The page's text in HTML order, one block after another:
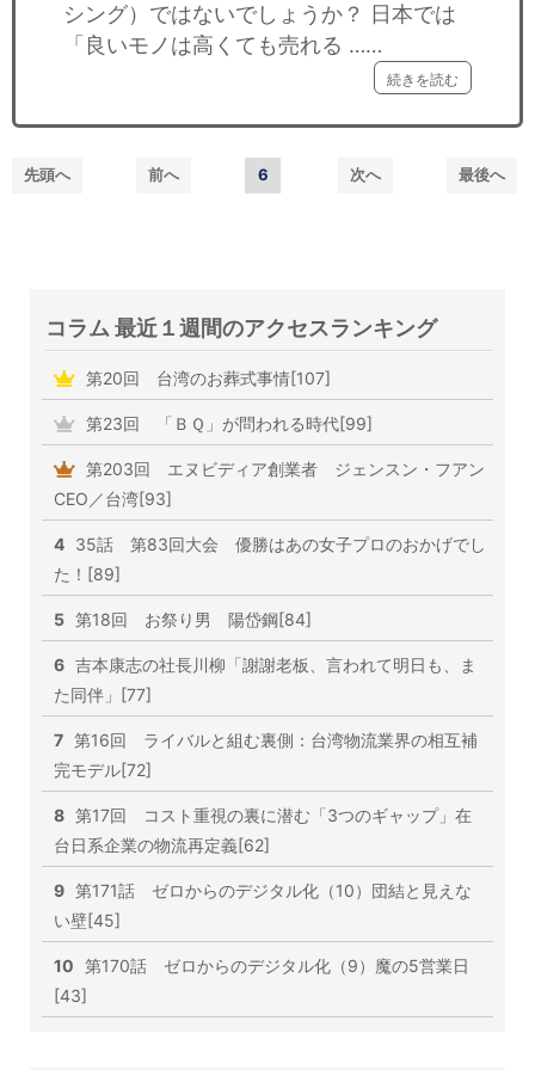
シング）ではないでしょうか？ 日本では
「良いモノは高くても売れる ……
続きを読む
先頭へ 前へ 6 次へ 最後へ
コラム 最近１週間のアクセスランキング
第20回 台湾のお葬式事情[107]
第23回 「ＢＱ」が問われる時代[99]
第203回 エヌビディア創業者 ジェンスン・フアン
CEO／台湾[93]
4 35話 第83回大会 優勝はあの女子プロのおかげでし
た！[89]
5 第18回 お祭り男 陽岱鋼[84]
6 吉本康志の社長川柳「謝謝老板、言われて明日も、ま
た同伴」[77]
7 第16回 ライバルと組む裏側：台湾物流業界の相互補
完モデル[72]
8 第17回 コスト重視の裏に潜む「3つのギャップ」在
台日系企業の物流再定義[62]
9 第171話 ゼロからのデジタル化（10）団結と見えな
い壁[45]
10 第170話 ゼロからのデジタル化（9）魔の5営業日
[43]